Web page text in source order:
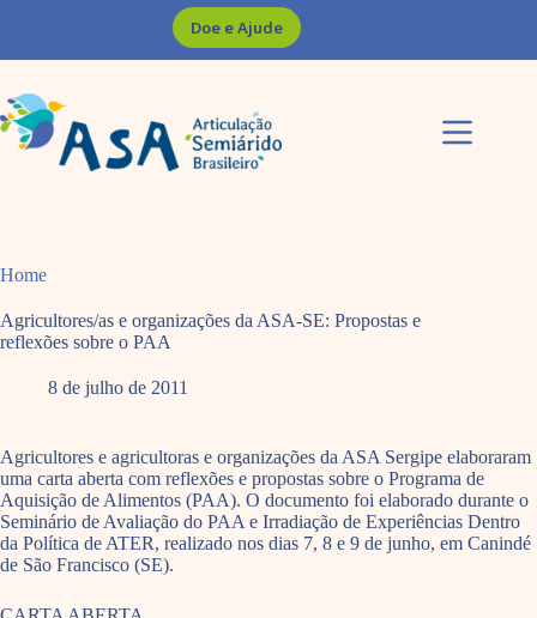
Doe e Ajude
Home
Agricultores/as e organizações da ASA-SE: Propostas e
reflexões sobre o PAA
8 de julho de 2011
Agricultores e agricultoras e organizações da ASA Sergipe elaboraram
uma carta aberta com reflexões e propostas sobre o Programa de
Aquisição de Alimentos (PAA). O documento foi elaborado durante o
Seminário de Avaliação do PAA e Irradiação de Experiências Dentro
da Política de ATER, realizado nos dias 7, 8 e 9 de junho, em Canindé
de São Francisco (SE).